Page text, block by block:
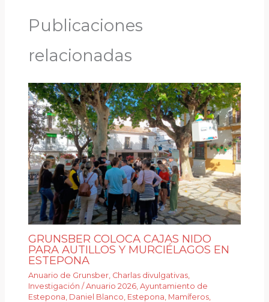
Publicaciones
relacionadas
GRUNSBER COLOCA CAJAS NIDO
PARA AUTILLOS Y MURCIÉLAGOS EN
ESTEPONA
Anuario de Grunsber Charlas divulgativas
Investigación /Anuario 2026 ,Ayuntamiento de
Estepona Daniel Blanco Estepona Mamíferos